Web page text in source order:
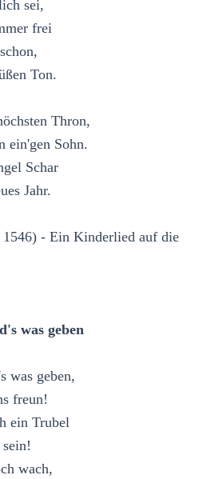
sei,
frei
Ton.
Thron,
ein'gen Sohn.
Schar
Jahr.
- Ein Kinderlied auf die
was geben
was geben,
freun!
ein Trubel
wach,